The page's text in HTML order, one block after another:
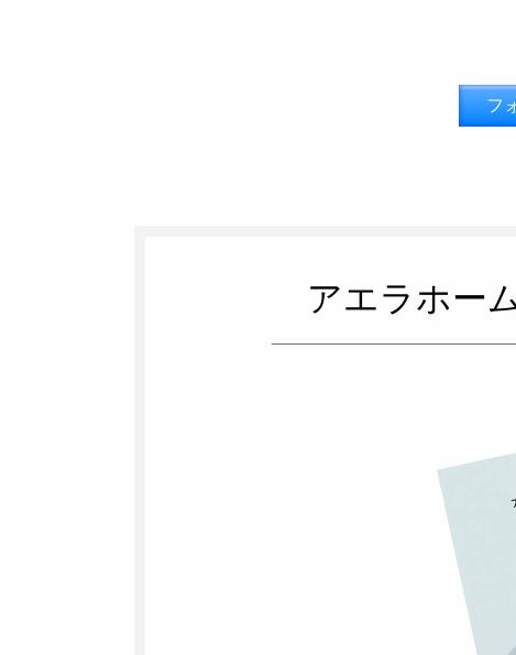
フ
アエラホー